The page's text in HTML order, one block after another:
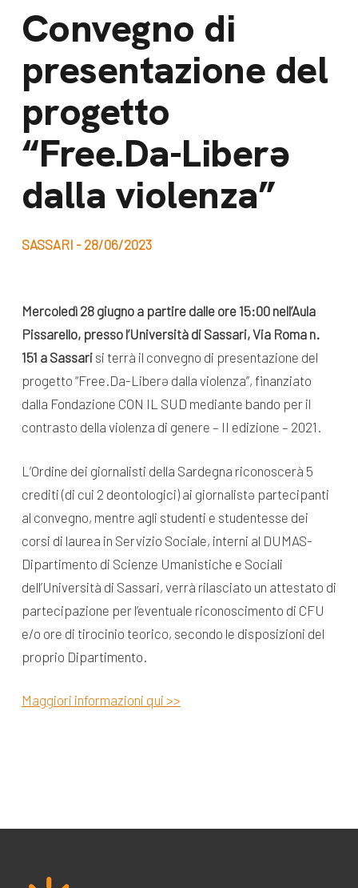
Convegno di
presentazione del
progetto
“Free.Da-Liberə
dalla violenza”
SASSARI - 28/06/2023
Mercoledì 28 giugno a partire dalle ore 15:00 nell’Aula
Pissarello, presso l’Università di Sassari, Via Roma n.
151 a Sassari si terrà il convegno di presentazione del
progetto “Free.Da-Liberə dalla violenza”, finanziato
dalla Fondazione CON IL SUD mediante bando per il
contrasto della violenza di genere – II edizione – 2021.
L’Ordine dei giornalisti della Sardegna riconoscerà 5
crediti (di cui 2 deontologici) ai giornalistə partecipanti
al convegno, mentre agli studenti e studentesse dei
corsi di laurea in Servizio Sociale, interni al DUMAS-
Dipartimento di Scienze Umanistiche e Sociali
dell’Università di Sassari, verrà rilasciato un attestato di
partecipazione per l’eventuale riconoscimento di CFU
e/o ore di tirocinio teorico, secondo le disposizioni del
proprio Dipartimento.
Maggiori informazioni qui >>
Lavora con noi
Bilancio di
missione
News e
appuntamenti
News
dal Sud
Campagne
Libri e
Docufilm
e blog progetti